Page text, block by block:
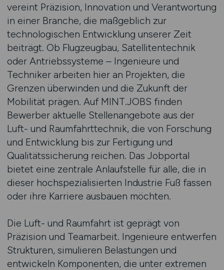
vereint Präzision, Innovation und Verantwortung
in einer Branche, die maßgeblich zur
technologischen Entwicklung unserer Zeit
beiträgt. Ob Flugzeugbau, Satellitentechnik
oder Antriebssysteme – Ingenieure und
Techniker arbeiten hier an Projekten, die
Grenzen überwinden und die Zukunft der
Mobilität prägen. Auf MINT.JOBS finden
Bewerber aktuelle Stellenangebote aus der
Luft- und Raumfahrttechnik, die von Forschung
und Entwicklung bis zur Fertigung und
Qualitätssicherung reichen. Das Jobportal
bietet eine zentrale Anlaufstelle für alle, die in
dieser hochspezialisierten Industrie Fuß fassen
oder ihre Karriere ausbauen möchten.
Die Luft- und Raumfahrt ist geprägt von
Präzision und Teamarbeit. Ingenieure entwerfen
Strukturen, simulieren Belastungen und
entwickeln Komponenten, die unter extremen